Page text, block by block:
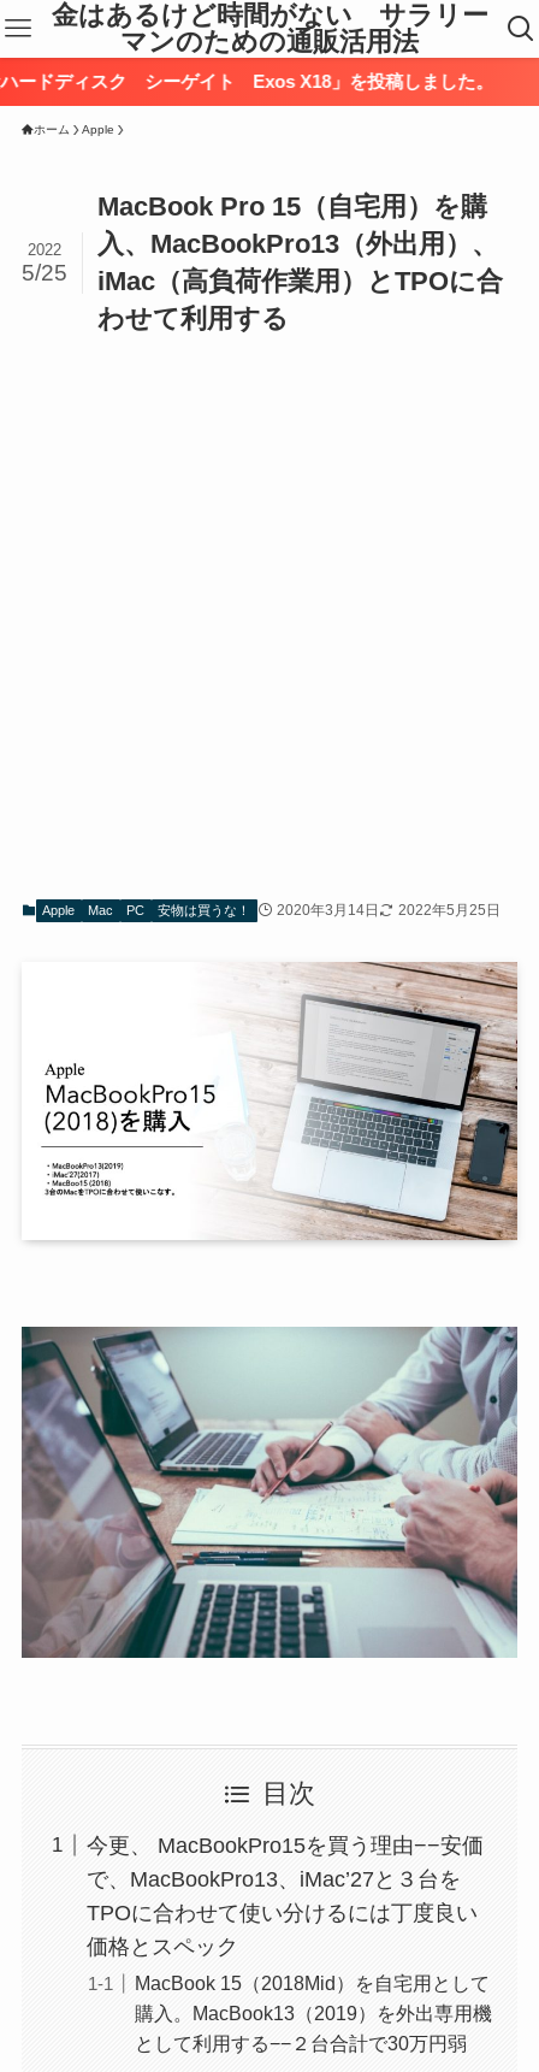
金はあるけど時間がない サラリー
マンのための通販活用法
シーゲイト Exos X18」を投稿しました。
ホーム Apple
MacBook Pro 15（自宅用）を購
入、MacBookPro13（外出用）、
iMac（高負荷作業用）とTPOに合
わせて利用する
2022
5/25
Apple Mac PC 安物は買うな！ 2020年3月14日 2022年5月25日
目次
今更、 MacBookPro15を買う理由−−安価
で、MacBookPro13、iMac’27と３台を
TPOに合わせて使い分けるには丁度良い
価格とスペック
MacBook 15（2018Mid）を自宅用として
購入。MacBook13（2019）を外出専用機
として利用する−−２台合計で30万円弱